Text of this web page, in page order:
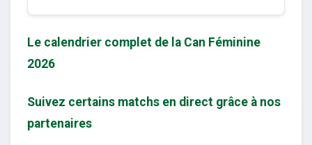
Le calendrier complet de la Can Féminine
2026
Suivez certains matchs en direct grâce à nos
partenaires